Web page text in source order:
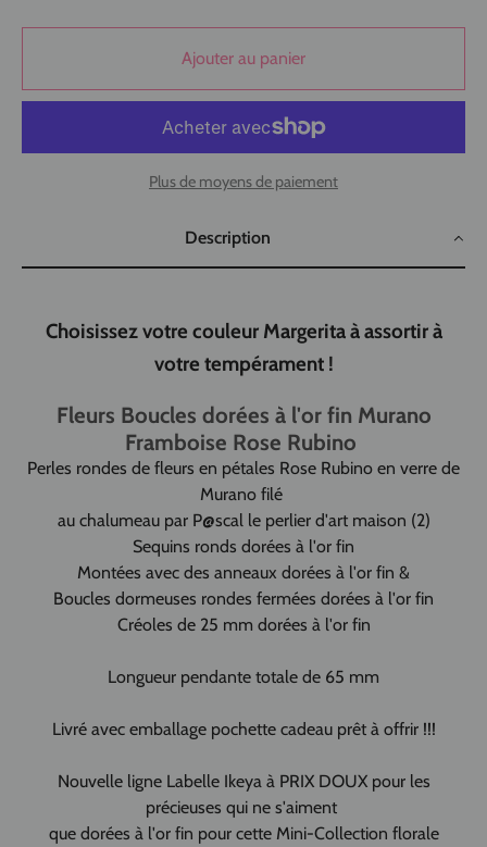
Ajouter au panier
Plus de moyens de paiement
Description
Choisissez votre couleur Margerita à assortir à
votre tempérament !
Fleurs Boucles dorées à l'or fin Murano
Framboise Rose Rubino
Perles rondes de fleurs en pétales Rose Rubino en verre de
Murano filé
au chalumeau par P@scal le perlier d'art maison (2)
Sequins ronds dorées à l'or fin
Montées avec des anneaux dorées à l'or fin &
Boucles dormeuses rondes fermées dorées à l'or fin
Créoles de 25 mm dorées à l'or fin
Longueur pendante totale de 65 mm
Livré avec emballage pochette cadeau prêt à offrir !!!
Nouvelle ligne Labelle Ikeya à PRIX DOUX pour les
précieuses qui ne s'aiment
que dorées à l'or fin pour cette Mini-Collection florale